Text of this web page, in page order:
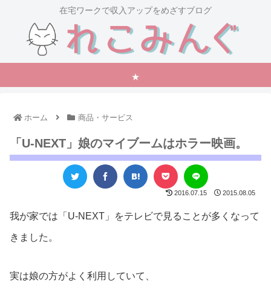
在宅ワークで収入アップをめざすブログ
★
ホーム 商品・サービス
「U-NEXT」娘のマイブームはホラー映画。
2016.07.15 2015.08.05
我が家では「U-NEXT」をテレビで見ることが多くなって
きました。
実は娘の方がよく利用していて、